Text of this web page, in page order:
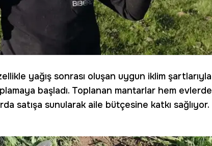
yağış sonrası oluşan uygun iklim şartlarıyla
başladı. Toplanan mantarlar hem evlerde
satışa sunularak aile bütçesine katkı sağlıyor.